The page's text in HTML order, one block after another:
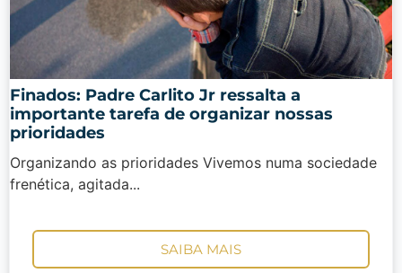
Finados: Padre Carlito Jr ressalta a
importante tarefa de organizar nossas
prioridades
Organizando as prioridades Vivemos numa sociedade
frenética, agitada...
SAIBA MAIS